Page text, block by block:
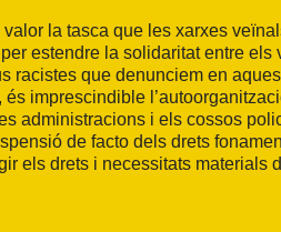
la tasca que les xarxes
estendre la solidaritat entre els
racistes que denunciem en
imprescindible
administracions i els cossos
de facto dels drets
els drets i necessitats materials